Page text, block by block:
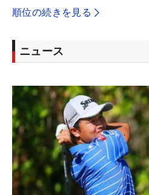
順位の続きを見る
ニュース